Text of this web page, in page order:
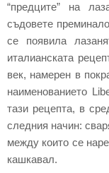
“предците” на
съдовете
се появила
италианската
век, намерен в
наименованието
тази рецепта, в
следния начин:
между които се
кашкавал.